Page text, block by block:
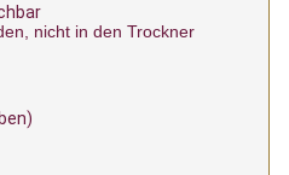
nicht in den Trockner